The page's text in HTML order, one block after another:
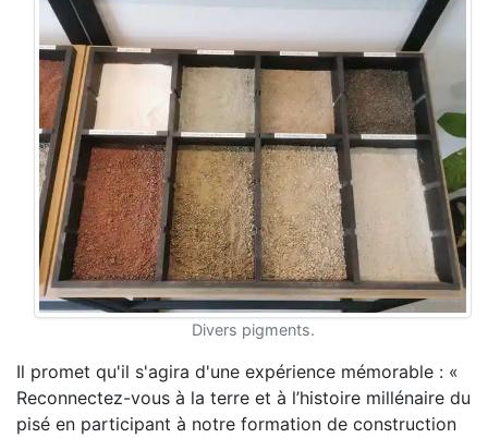
Divers pigments.
Il promet qu'il s'agira d'une expérience mémorable : «
Reconnectez-vous à la terre et à l’histoire millénaire du
pisé en participant à notre formation de construction